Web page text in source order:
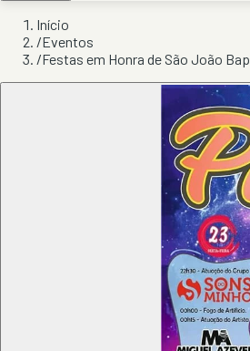
Início
/Eventos
/Festas em Honra de São João